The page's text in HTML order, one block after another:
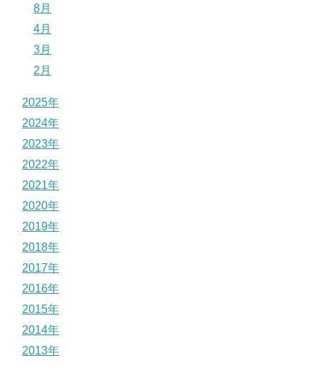
8月
4月
3月
2月
2025年
2024年
2023年
2022年
2021年
2020年
2019年
2018年
2017年
2016年
2015年
2014年
2013年